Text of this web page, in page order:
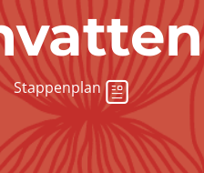
Stappenplan